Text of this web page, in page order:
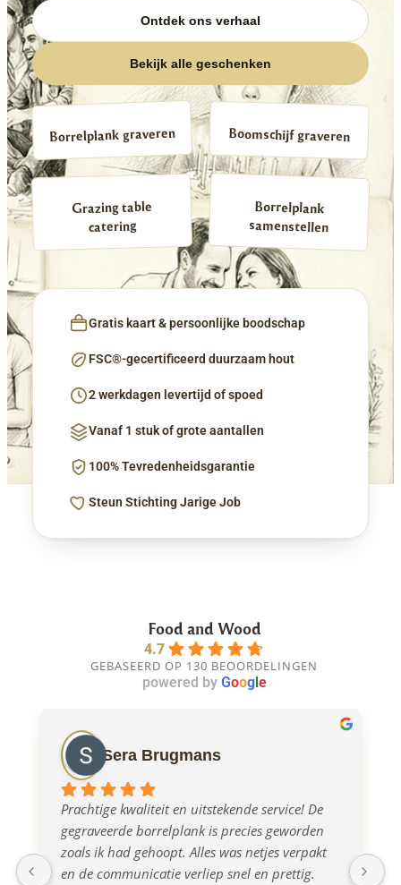
Ontdek ons verhaal
Bekijk alle geschenken
Borrelplank graveren Boomschijf graveren
Grazing table
catering
Borrelplank
samenstellen
Gratis kaart & persoonlijke boodschap
FSC®-gecertificeerd duurzaam hout
2 werkdagen levertijd of spoed
Vanaf 1 stuk of grote aantallen
100% Tevredenheidsgarantie
Steun Stichting Jarige Job
Food and Wood
4.7
GEBASEERD OP 130 BEOORDELINGEN
powered by Googl e
Sera Brugmans
Prachtige kwaliteit en uitstekende service! De
gegraveerde borrelplank is precies geworden
zoals ik had gehoopt. Alles was netjes verpakt
en de communicatie verliep snel en prettig.